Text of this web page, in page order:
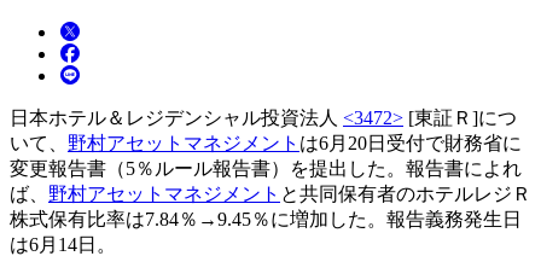
日本ホテル＆レジデンシャル投資法人 <3472> [東証Ｒ]につ
いて、 野村アセットマネジメント は6月20日受付で財務省に
変更報告書（5％ルール報告書）を提出した。報告書によれ
ば、 野村アセットマネジメント と共同保有者のホテルレジＲ
株式保有比率は7.84％→9.45％に増加した。報告義務発生日
は6月14日。